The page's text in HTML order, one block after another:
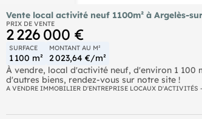
Vente local activité neuf 1100m² à Argelès-
PRIX DE VENTE
2 226 000 €
SURFACE
1 100 m²
MONTANT AU M²
2 023,64 €/m²
À vendre, local d'activité neuf, d'environ 1 100
d'autres biens, rendez-vous sur notre site !
A VENDRE IMMOBILIER D'ENTREPRISE LOCAUX D'ACTIVITÉS -